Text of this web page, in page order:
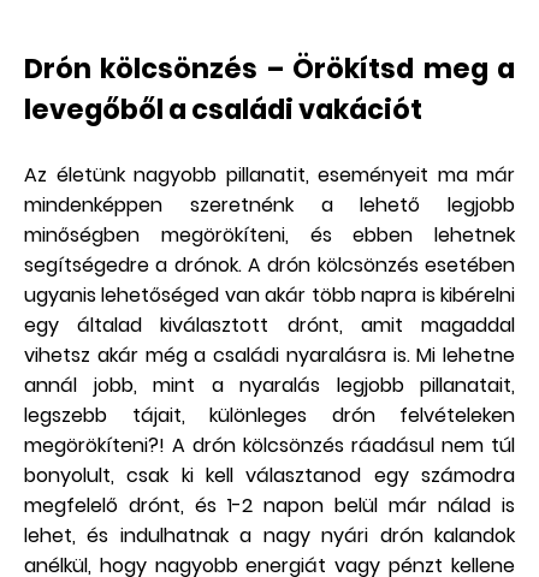
Drón kölcsönzés – Örökítsd meg a
levegőből a családi vakációt
Az életünk nagyobb pillanatit, eseményeit ma már
mindenképpen szeretnénk a lehető legjobb
minőségben megörökíteni, és ebben lehetnek
segítségedre a drónok. A drón kölcsönzés esetében
ugyanis lehetőséged van akár több napra is kibérelni
egy általad kiválasztott drónt, amit magaddal
vihetsz akár még a családi nyaralásra is. Mi lehetne
annál jobb, mint a nyaralás legjobb pillanatait,
legszebb tájait, különleges drón felvételeken
megörökíteni?! A drón kölcsönzés ráadásul nem túl
bonyolult, csak ki kell választanod egy számodra
megfelelő drónt, és 1-2 napon belül már nálad is
lehet, és indulhatnak a nagy nyári drón kalandok
anélkül, hogy nagyobb energiát vagy pénzt kellene